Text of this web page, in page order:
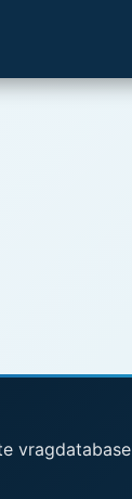
vragdatabase